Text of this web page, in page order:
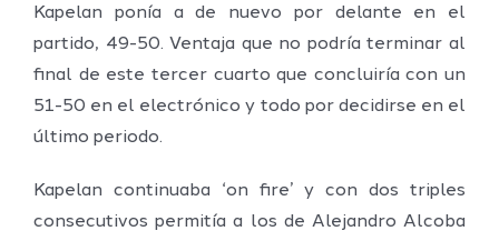
Kapelan ponía a de nuevo por delante en el
partido, 49-50. Ventaja que no podría terminar al
final de este tercer cuarto que concluiría con un
51-50 en el electrónico y todo por decidirse en el
último periodo.
Kapelan continuaba ‘on fire’ y con dos triples
consecutivos permitía a los de Alejandro Alcoba